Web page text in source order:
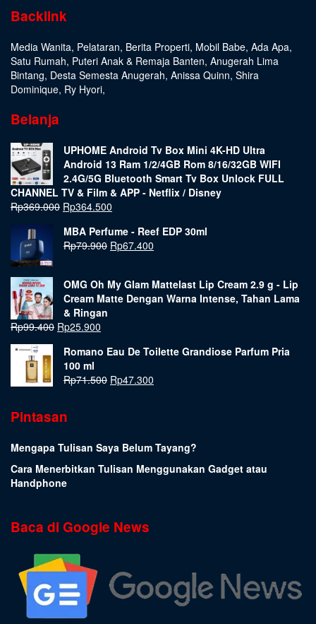
Backlink
Media Wanita, Pelataran, Berita Properti, Mobil Babe, Ada Apa,
Satu Rumah, Puteri Anak & Remaja Banten, Anugerah Lima
Bintang, Desta Semesta Anugerah, Anissa Quinn, Shira
Dominique, Ry Hyori,
Belanja
UPHOME Android Tv Box Mini 4K-HD Ultra
Android 13 Ram 1/2/4GB Rom 8/16/32GB WIFI
2.4G/5G Bluetooth Smart Tv Box Unlock FULL
CHANNEL TV & Film & APP - Netflix / Disney
Rp369.000 Rp364.500
MBA Perfume - Reef EDP 30ml
Rp79.900 Rp67.400
OMG Oh My Glam Mattelast Lip Cream 2.9 g - Lip
Cream Matte Dengan Warna Intense, Tahan Lama
& Ringan
Rp99.400 Rp25.900
Romano Eau De Toilette Grandiose Parfum Pria
100 ml
Rp71.500 Rp47.300
Pintasan
Mengapa Tulisan Saya Belum Tayang?
Cara Menerbitkan Tulisan Menggunakan Gadget atau
Handphone
Baca di Google News